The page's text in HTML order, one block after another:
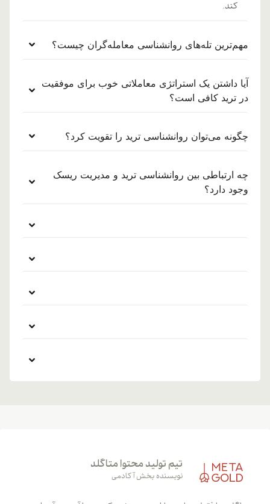
کند.
مهم‌ترین تله‌های روانشناسی معامله‌گران چیست؟
آیا داشتن یک استراتژی معاملاتی خوب برای موفقیت
در ترید کافی است؟
چگونه می‌توان روانشناسی ترید را تقویت کرد؟
چه ارتباطی بین روانشناسی ترید و مدیریت ریسک
وجود دارد؟
تیم تولید محتوا متاگلد
نویسنده بخش آکادمی